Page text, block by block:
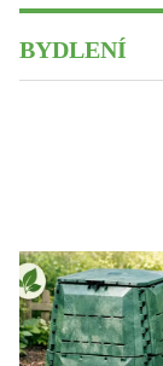
BYDLENÍ
ÚMČ
PRAHA 13
Bydlení •